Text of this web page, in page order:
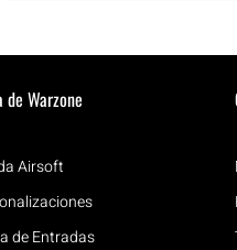
de Warzone
Airsoft
de Entradas